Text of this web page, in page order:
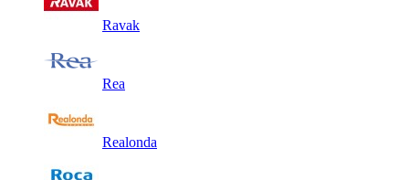
Ravak
Rea
Realonda